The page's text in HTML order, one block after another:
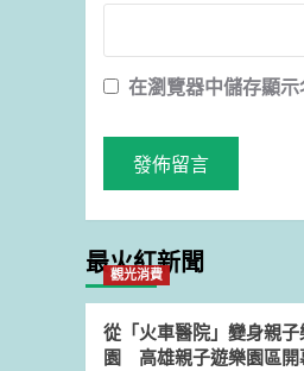
在瀏覽器中儲存顯
最火紅新聞
觀光消費
從「火車醫院」變身親子
園 高雄親子遊樂園區開